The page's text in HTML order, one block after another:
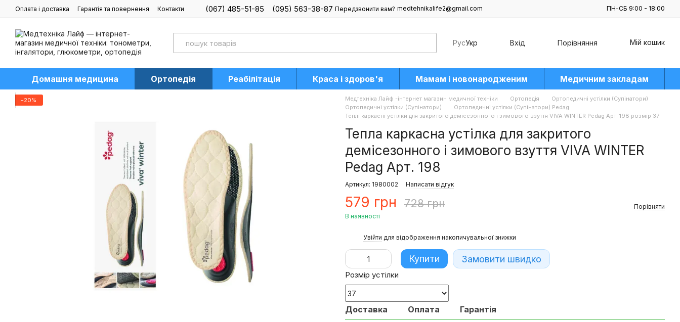
Перейти до основного контенту
Оплата і доставка Гарантія та повернення
Контакти
(067) 485-51-85 (095) 563-38-87 Передзвонити вам? medtehnikalife2@gmail.com ПН-СБ 9:00 - 18:00
РусУкр Вхід Порівняння Мій кошик
Домашня медицина Ортопедія Реабілітація Краса і здоров'я Мамам і новонародженим Медичним закладам
−20% Медтехніка Лайф -інтернет магазин медичної техніки Ортопедія
Ортопедичні устілки (Супінатори)
Ортопедичні устілки (Супінатори)
Ортопедичні устілки (Супінатори) Pedag
Теплі каркасні устілки для закритого демісезонного і зимового взуття VIVA WINTER Pedag Арт. 198 розмір 37
Тепла каркасна устілка для закритого
демісезонного і зимового взуття VIVA WINTER
Pedag Арт. 198
Артикул: 1980002 Написати відгук
579 грн 728 грн
В наявності
Порівняти
Увійти для відображення накопичувальної знижки
Купити Замовити швидко
Розмір устілки
Доставка Оплата Гарантія